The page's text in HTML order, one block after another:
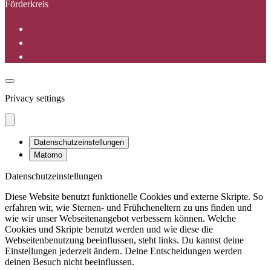
Förderkreis
Privacy settings
Datenschutzeinstellungen
Matomo
Datenschutzeinstellungen
Diese Website benutzt funktionelle Cookies und externe Skripte. So
erfahren wir, wie Sternen- und Frühcheneltern zu uns finden und
wie wir unser Webseitenangebot verbessern können. Welche
Cookies und Skripte benutzt werden und wie diese die
Webseitenbenutzung beeinflussen, steht links. Du kannst deine
Einstellungen jederzeit ändern. Deine Entscheidungen werden
deinen Besuch nicht beeinflussen.